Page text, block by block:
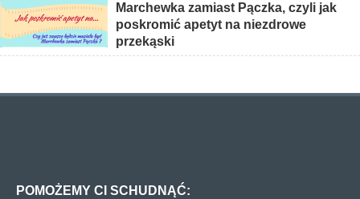
Marchewka zamiast Pączka, czyli jak
poskromić apetyt na niezdrowe
przekąski
POMOŻEMY CI SCHUDNĄĆ: